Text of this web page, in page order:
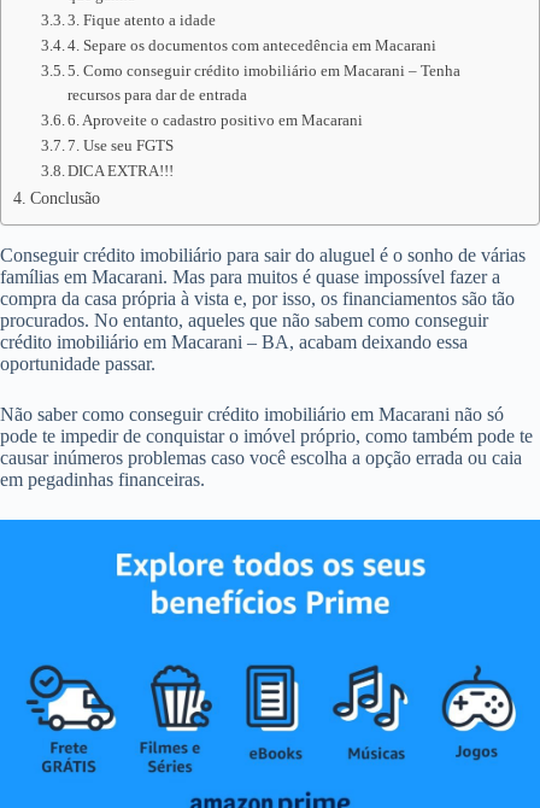
3. Fique atento a idade
4. Separe os documentos com antecedência em Macarani
5. Como conseguir crédito imobiliário em Macarani – Tenha
recursos para dar de entrada
6. Aproveite o cadastro positivo em Macarani
7. Use seu FGTS
DICA EXTRA!!!
Conclusão
Conseguir crédito imobiliário para sair do aluguel é o sonho de várias
famílias em Macarani. Mas para muitos é quase impossível fazer a
compra da casa própria à vista e, por isso, os financiamentos são tão
procurados. No entanto, aqueles que não sabem como conseguir
crédito imobiliário em Macarani – BA, acabam deixando essa
oportunidade passar.
Não saber como conseguir crédito imobiliário em Macarani não só
pode te impedir de conquistar o imóvel próprio, como também pode te
causar inúmeros problemas caso você escolha a opção errada ou caia
em pegadinhas financeiras.